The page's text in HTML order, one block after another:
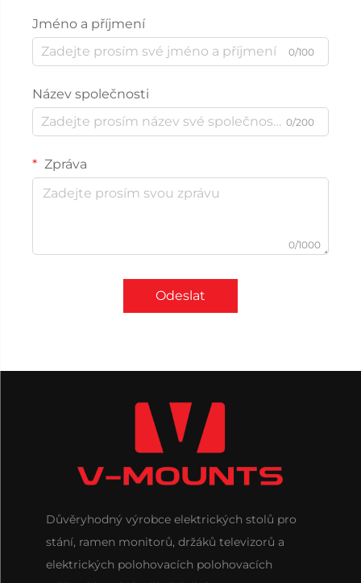
Jméno a příjmení
0/100
Název společnosti
0/200
Zpráva
0/1000
Odeslat
Důvěryhodný výrobce elektrických stolů pro
stání, ramen monitorů, držáků televizorů a
elektrických polohovacích polohovacích